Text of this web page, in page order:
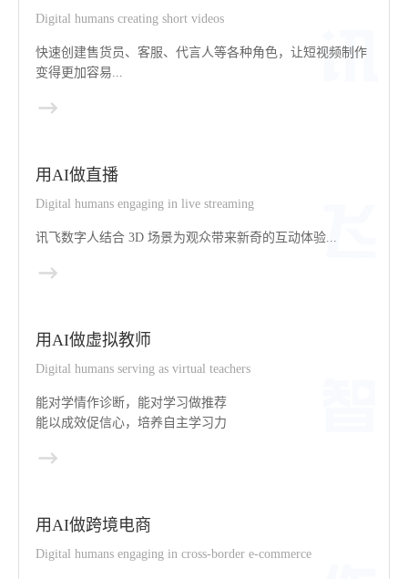
Digital humans creating short videos
快速创建售货员、客服、代言人等各种角色，让短视频制作
变得更加容易...
用AI做直播
Digital humans engaging in live streaming
讯飞数字人结合 3D 场景为观众带来新奇的互动体验...
用AI做虚拟教师
Digital humans serving as virtual teachers
能对学情作诊断，能对学习做推荐
能以成效促信心，培养自主学习力
用AI做跨境电商
Digital humans engaging in cross-border e-commerce